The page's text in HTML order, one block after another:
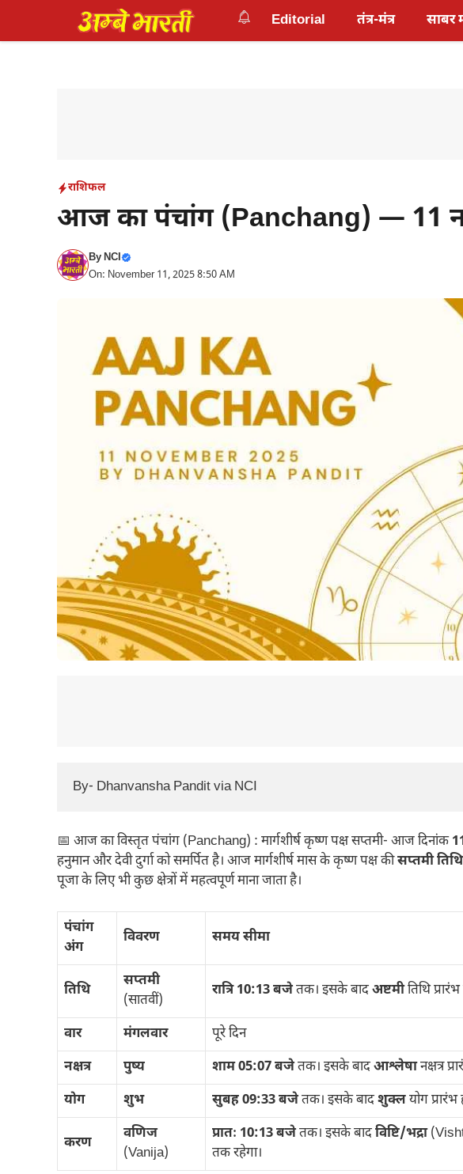
Editorial तंत्र-मंत्र साबर
राशिफल
आज का पंचांग (Panchang) — 11
ByNCI
On: November 11, 2025 8:50 AM
By- Dhanvansha Pandit via NCI
📅 आज का विस्तृत पंचांग (Panchang) : मार्गशीर्ष कृष्ण पक्ष सप्तमी- आज दिनांक
हनुमान और देवी दुर्गा को समर्पित है। आज मार्गशीर्ष मास के कृष्ण पक्ष कीसप्तमी तिथि
पूजा के लिए भी कुछ क्षेत्रों में महत्वपूर्ण माना जाता है।
पंचांग
अंग
विवरण समय सीमा
तिथि
सप्तमी
(सातवीं)
रात्रि 10:13 बजेतक। इसके बादअष्टमीतिथि प्रारंभ
वार मंगलवार
पूरे दिन
नक्षत्र
पुष्य शाम 05:07 बजेतक। इसके बादआश्लेषानक्षत्र
योग
शुभ सुबह 09:33 बजेतक। इसके बादशुक्लयोग प्रारंभ
करण
वणिज
(Vanija)
प्रातः 10:13 बजेतक। इसके बादविष्टि/भद्रा
तक रहेगा।